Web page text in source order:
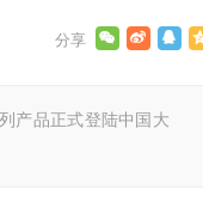
产品正式登陆中国大